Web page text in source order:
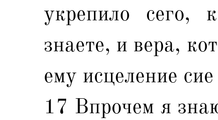
укрепило сего,
знаете, и вера,
ему исцеление
17 Впрочем я